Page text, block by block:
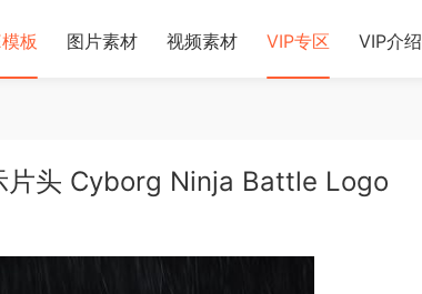
板 图片素材 视频素材 VIP专区 VIP介绍
片头 Cyborg Ninja Battle Logo